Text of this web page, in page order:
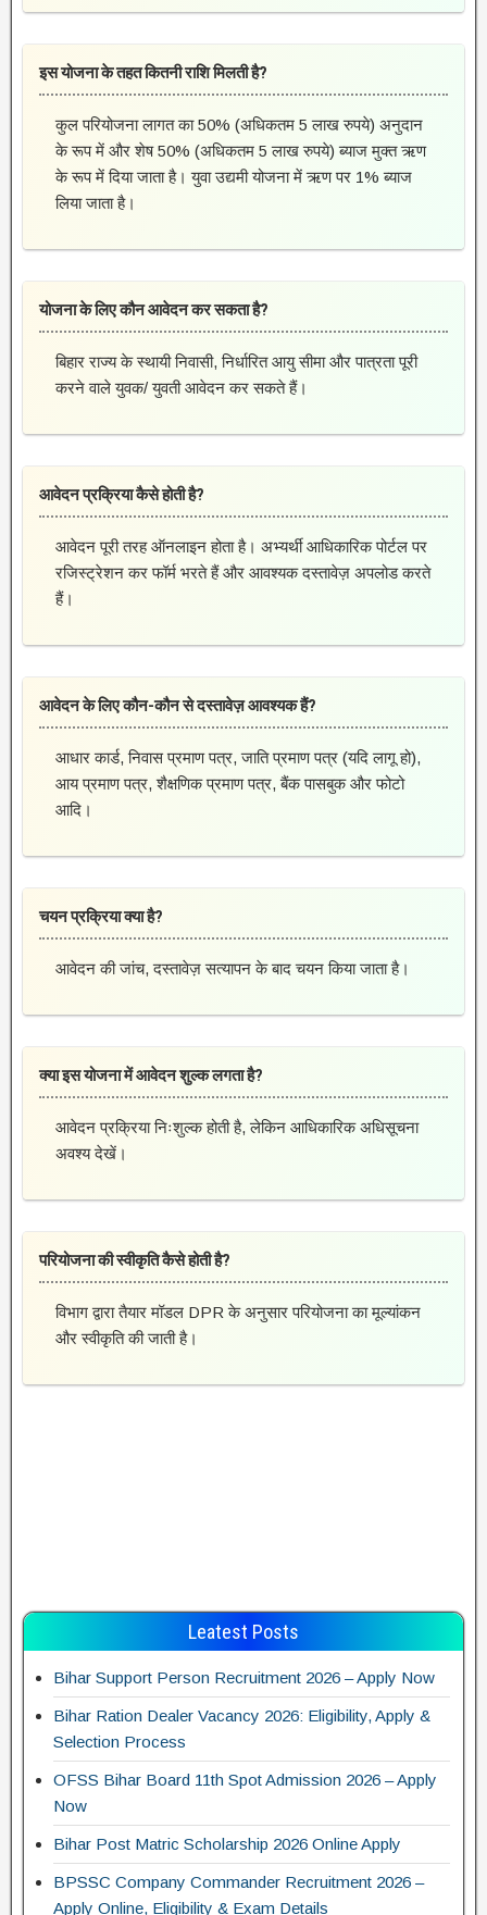
इस योजना के तहत कितनी राशि मिलती है?
कुल परियोजना लागत का 50% (अधिकतम 5 लाख रुपये) अनुदान
के रूप में और शेष 50% (अधिकतम 5 लाख रुपये) ब्याज मुक्त ऋण
के रूप में दिया जाता है। युवा उद्यमी योजना में ऋण पर 1% ब्याज
लिया जाता है।
योजना के लिए कौन आवेदन कर सकता है?
बिहार राज्य के स्थायी निवासी, निर्धारित आयु सीमा और पात्रता पूरी
करने वाले युवक/ युवती आवेदन कर सकते हैं।
आवेदन प्रक्रिया कैसे होती है?
आवेदन पूरी तरह ऑनलाइन होता है। अभ्यर्थी आधिकारिक पोर्टल पर
रजिस्ट्रेशन कर फॉर्म भरते हैं और आवश्यक दस्तावेज़ अपलोड करते
हैं।
आवेदन के लिए कौन-कौन से दस्तावेज़ आवश्यक हैं?
आधार कार्ड, निवास प्रमाण पत्र, जाति प्रमाण पत्र (यदि लागू हो),
आय प्रमाण पत्र, शैक्षणिक प्रमाण पत्र, बैंक पासबुक और फोटो
आदि।
चयन प्रक्रिया क्या है?
आवेदन की जांच, दस्तावेज़ सत्यापन के बाद चयन किया जाता है।
क्या इस योजना में आवेदन शुल्क लगता है?
आवेदन प्रक्रिया निःशुल्क होती है, लेकिन आधिकारिक अधिसूचना
अवश्य देखें।
परियोजना की स्वीकृति कैसे होती है?
विभाग द्वारा तैयार मॉडल DPR के अनुसार परियोजना का मूल्यांकन
और स्वीकृति की जाती है।
Leatest Posts
Bihar Support Person Recruitment 2026 – Apply Now
Bihar Ration Dealer Vacancy 2026: Eligibility, Apply &
Selection Process
OFSS Bihar Board 11th Spot Admission 2026 – Apply
Now
Bihar Post Matric Scholarship 2026 Online Apply
BPSSC Company Commander Recruitment 2026 –
Apply Online, Eligibility & Exam Details